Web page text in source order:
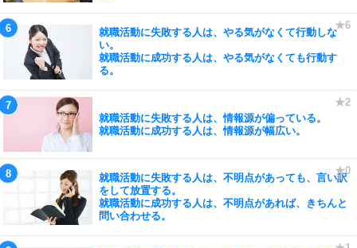
就職活動に失敗する人は、やる気がなくて行動しな
い。
就職活動に成功する人は、やる気がなくても行動す
る。
就職活動に失敗する人は、情報源が偏っている。
就職活動に成功する人は、情報源が幅広い。
就職活動に失敗する人は、不明点があっても、言い訳
をして放置する。
就職活動に成功する人は、不明点があれば、きちんと
問い合わせる。